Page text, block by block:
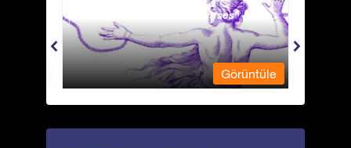
Andromeda - Zincirli Prenses
Görüntüle